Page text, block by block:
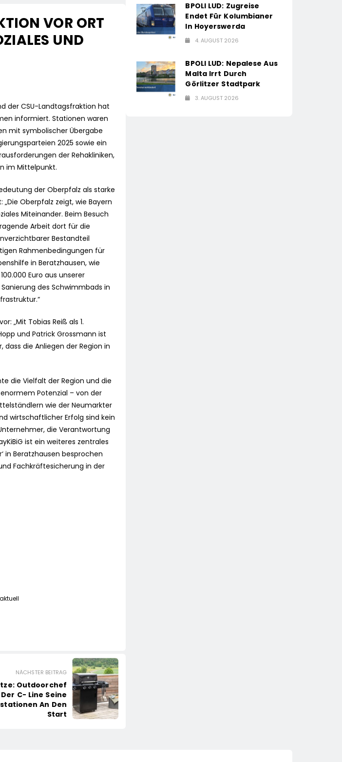
VOR ORT
UND
der CSU-Landtagsfraktion hat
informiert. Stationen waren
mit symbolischer Übergabe
2025 sowie ein
der Rehakliniken,
im Mittelpunkt.
der Oberpfalz als starke
Oberpfalz zeigt, wie Bayern
Miteinander. Beim Besuch
Arbeit dort für die
Bestandteil
Rahmenbedingungen für
in Beratzhausen, wie
Euro aus unserer
des Schwimmbads in
„Mit Tobias Reiß als 1.
und Patrick Grossmann ist
die Anliegen der Region in
die Vielfalt der Region und die
Potenzial – von der
wie der Neumarkter
wirtschaftlicher Erfolg sind kein
die Verantwortung
ist ein weiteres zentrales
in Beratzhausen besprochen
Fachkräftesicherung in der
NÄCHSTER BEITRAG
Outdoorchef
C- Line Seine
An Den
Start
BPOLI LUD: Zugreise
Endet Für Kolumbianer
In Hoyerswerda
4. AUGUST 2026
BPOLI LUD: Nepalese Aus
Malta Irrt Durch
Görlitzer Stadtpark
3. AUGUST 2026